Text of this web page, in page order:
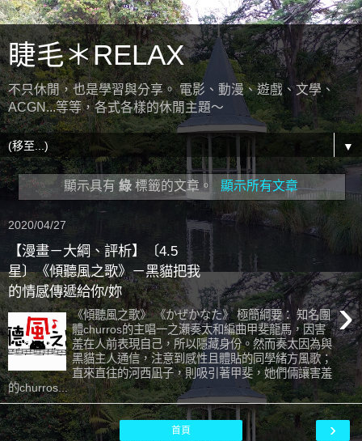
睫毛＊RELAX
不只休閒，也是學習與分享。 電影、動漫、遊戲、文學、
ACGN...等等，各式各樣的休閒主題～
▼
顯示具有綠標籤的文章。 顯示所有文章
2020/04/27
【漫畫－大綱、評析】〔4.5
星〕《傾聽風之歌》－黑貓把我
的情感傳遞給你/妳
›
《傾聽風之歌》 《かぜかなた》 極簡綱要： 知名團
體churros的主唱一之瀨奏太和編曲甲斐龍馬，因害
羞在人前表現自己，所以隱藏身份。然而奏太因為與
黑貓主人通信，注意到感性且體貼的同學緒方風歌；
直來直往的河西凪子，則吸引著甲斐，她們倆讓害羞
的churros...
›
首頁